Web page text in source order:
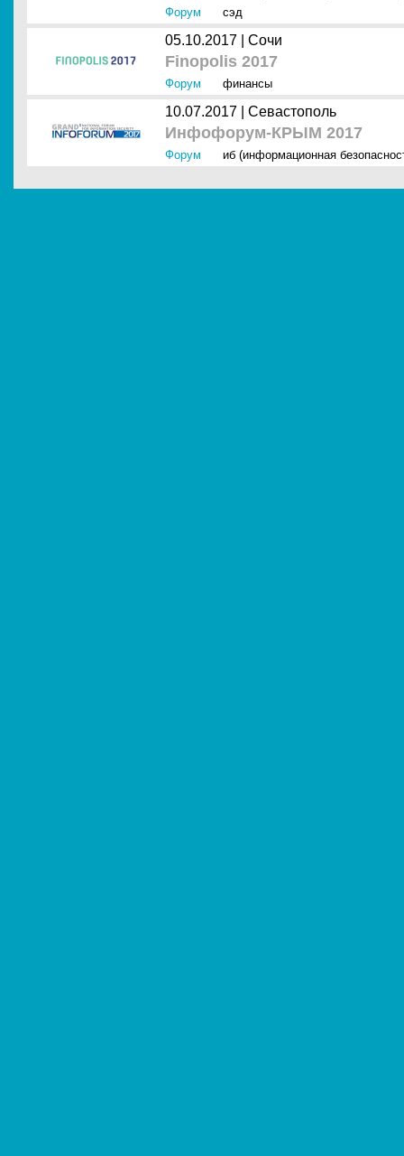
Форум сэд
05.10.2017 | Сочи
Finopolis 2017
Форум финансы
10.07.2017 | Севастополь
Инфофорум-КРЫМ 2017
Форум иб (информационная